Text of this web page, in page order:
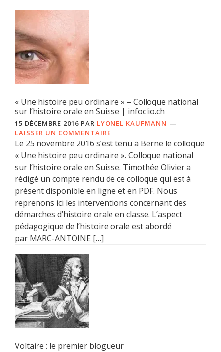
« Une histoire peu ordinaire » – Colloque national
sur l’histoire orale en Suisse | infoclio.ch
15 DÉCEMBRE 2016 PAR LYONEL KAUFMANN
LAISSER UN COMMENTAIRE
Le 25 novembre 2016 s’est tenu à Berne le colloque
« Une histoire peu ordinaire ». Colloque national
sur l’histoire orale en Suisse. Timothée Olivier a
rédigé un compte rendu de ce colloque qui est à
présent disponible en ligne et en PDF. Nous
reprenons ici les interventions concernant des
démarches d’histoire orale en classe. L’aspect
pédagogique de l’histoire orale est abordé
par MARC-ANTOINE […]
Voltaire : le premier blogueur